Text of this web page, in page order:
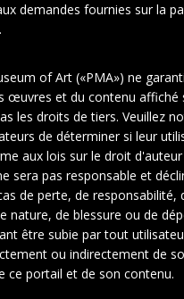
%!s(<nil>) %!s(<nil>)
Duchamp, Magdeleine
demandes fournies sur la
of Art («PMA») ne
œuvres et du contenu affiché
les droits de tiers. Veuillez
de déterminer si leur
aux lois sur le droit d'auteur
sera pas responsable et
de perte, de responsabilité,
nature, de blessure ou de
être subie par tout
ou indirectement de
ce portail et de son contenu.